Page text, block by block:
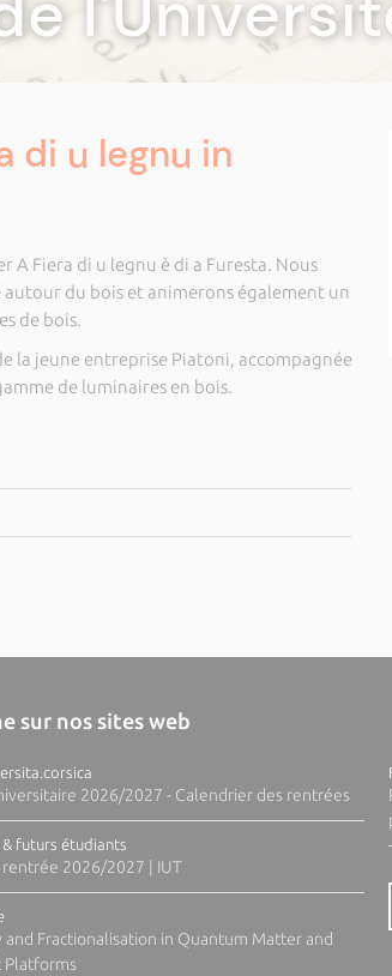
di u legnu in
A Fiera di u legnu è di a Furesta. Nous
du bois et animerons également un
de bois.
la jeune entreprise Piatoni, accompagnée
de luminaires en bois.
sur nos sites web
2026/2027 - Calendrier des rentrées
futurs étudiants
rentrée 2026/2027 | IUT
and Fractionalisation in Quantum Matter and
Platforms